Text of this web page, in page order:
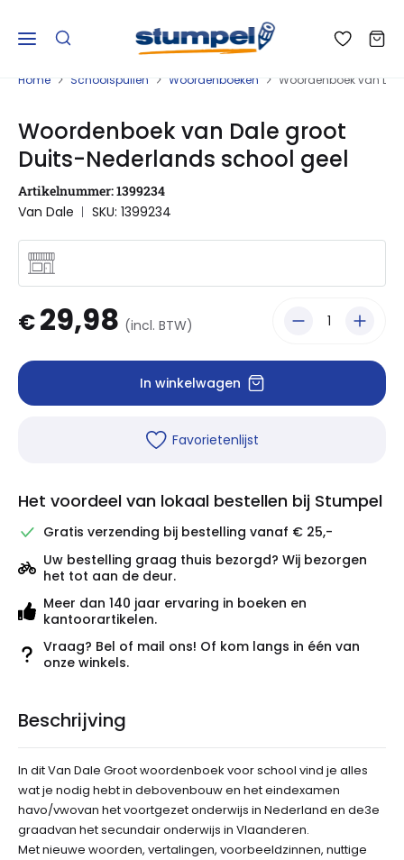
Home Schoolspullen Woordenboeken Woordenboek van
Woordenboek van Dale groot
Duits-Nederlands school geel
Artikelnummer: 1399234
Van Dale SKU: 1399234
€29,98 (incl. BTW)
In winkelwagen
Favorietenlijst
Het voordeel van lokaal bestellen bij Stumpel
Gratis verzending bij bestelling vanaf € 25,-
Uw bestelling graag thuis bezorgd? Wij bezorgen
het tot aan de deur.
Meer dan 140 jaar ervaring in boeken en
kantoorartikelen.
Vraag? Bel of mail ons! Of kom langs in één van
onze winkels.
Beschrijving
In dit Van Dale Groot woordenboek voor school vind je alles
wat je nodig hebt in debovenbouw en het eindexamen
havo/vwovan het voortgezet onderwijs in Nederland en de3e
graadvan het secundair onderwijs in Vlaanderen.
Met nieuwe woorden, vertalingen, voorbeeldzinnen, nuttige